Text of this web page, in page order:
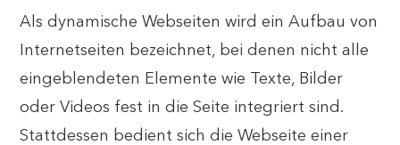
Als dynamische Webseiten wird ein Aufbau von
Internetseiten bezeichnet, bei denen nicht alle
eingeblendeten Elemente wie Texte, Bilder
oder Videos fest in die Seite integriert sind.
Stattdessen bedient sich die Webseite einer